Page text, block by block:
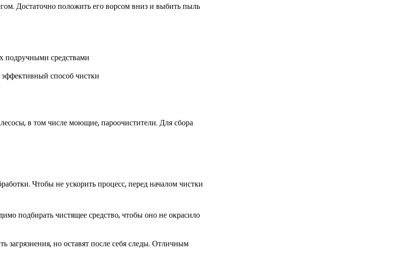
Достаточно положить его ворсом вниз и выбить пыль
способ чистки
в том числе моющие, пароочистители. Для сбора
Чтобы не ускорить процесс, перед началом чистки
подбирать чистящее средство, чтобы оно не окрасило
загрязнения, но оставят после себя следы. Отличным